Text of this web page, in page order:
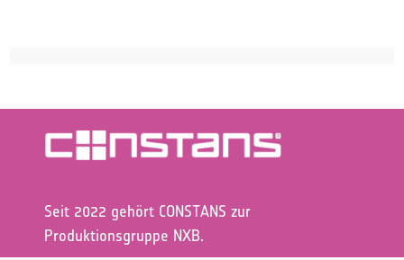
Seit 2022 gehört CONSTANS zur
Produktionsgruppe NXB.